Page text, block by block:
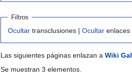
Filtros
Ocultar transclusiones | Ocultar
Las siguientes páginas enlazan a Wiki
Se muestran 3 elementos.